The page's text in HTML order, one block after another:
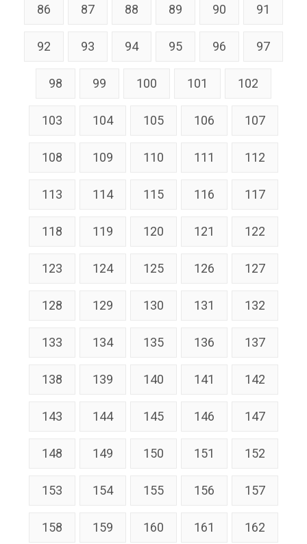
86 87 88 89 90 91
92 93 94 95 96 97
98 99 100 101 102
103 104 105 106 107
108 109 110 111 112
113 114 115 116 117
118 119 120 121 122
123 124 125 126 127
128 129 130 131 132
133 134 135 136 137
138 139 140 141 142
143 144 145 146 147
148 149 150 151 152
153 154 155 156 157
158 159 160 161 162